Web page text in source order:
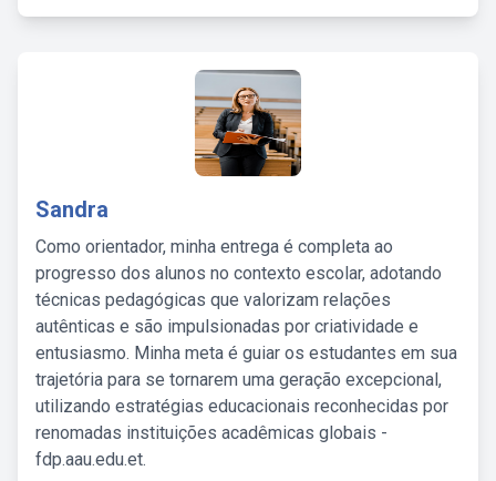
Sandra
Como orientador, minha entrega é completa ao
progresso dos alunos no contexto escolar, adotando
técnicas pedagógicas que valorizam relações
autênticas e são impulsionadas por criatividade e
entusiasmo. Minha meta é guiar os estudantes em sua
trajetória para se tornarem uma geração excepcional,
utilizando estratégias educacionais reconhecidas por
renomadas instituições acadêmicas globais -
fdp.aau.edu.et.